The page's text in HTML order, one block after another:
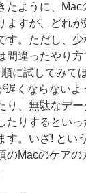
ように、Mac
ますが、どれ
す。ただし、
間違ったやり方
に試してみて
遅くならないよ
り、無駄なデ
たりするとい
す。いざ! とい
のMacのケアの